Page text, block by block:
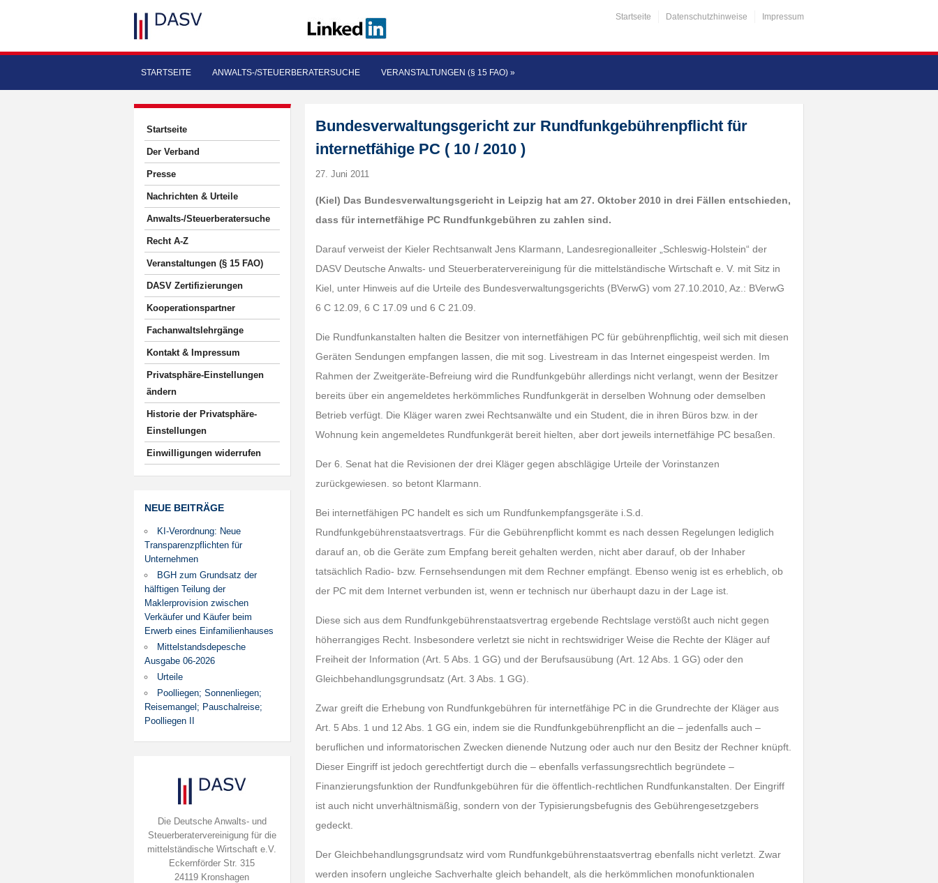
Startseite Datenschutzhinweise Impressum
STARTSEITE ANWALTS-/STEUERBERATERSUCHE VERANSTALTUNGEN (§ 15 FAO) »
Startseite
Der Verband
Presse
Nachrichten & Urteile
Anwalts-/Steuerberatersuche
Recht A-Z
Veranstaltungen (§ 15 FAO)
DASV Zertifizierungen
Kooperationspartner
Fachanwaltslehrgänge
Kontakt & Impressum
Privatsphäre-Einstellungen
ändern
Historie der Privatsphäre-
Einstellungen
Einwilligungen widerrufen
NEUE BEITRÄGE
KI-Verordnung: Neue
Transparenzpflichten für
Unternehmen
BGH zum Grundsatz der
hälftigen Teilung der
Maklerprovision zwischen
Verkäufer und Käufer beim
Erwerb eines Einfamilienhauses
Mittelstandsdepesche
Ausgabe 06-2026
Urteile
Poolliegen; Sonnenliegen;
Reisemangel; Pauschalreise;
Poolliegen II
Die Deutsche Anwalts- und
Steuerberatervereinigung für die
mittelständische Wirtschaft e.V.
Eckernförder Str. 315
24119 Kronshagen
Bundesverwaltungsgericht zur Rundfunkgebührenpflicht für
internetfähige PC ( 10 / 2010 )
27. Juni 2011
(Kiel) Das Bundesverwaltungsgericht in Leipzig hat am 27. Oktober 2010 in drei Fällen entschieden,
dass für internetfähige PC Rundfunkgebühren zu zahlen sind.
Darauf verweist der Kieler Rechtsanwalt Jens Klarmann, Landesregionalleiter „Schleswig-Holstein“ der
DASV Deutsche Anwalts- und Steuerberatervereinigung für die mittelständische Wirtschaft e. V. mit Sitz in
Kiel, unter Hinweis auf die Urteile des Bundesverwaltungsgerichts (BVerwG) vom 27.10.2010, Az.: BVerwG
6 C 12.09, 6 C 17.09 und 6 C 21.09.
Die Rundfunkanstalten halten die Besitzer von internetfähigen PC für gebührenpflichtig, weil sich mit diesen
Geräten Sendungen empfangen lassen, die mit sog. Livestream in das Internet eingespeist werden. Im
Rahmen der Zweitgeräte-Befreiung wird die Rundfunkgebühr allerdings nicht verlangt, wenn der Besitzer
bereits über ein angemeldetes herkömmliches Rundfunkgerät in derselben Wohnung oder demselben
Betrieb verfügt. Die Kläger waren zwei Rechtsanwälte und ein Student, die in ihren Büros bzw. in der
Wohnung kein angemeldetes Rundfunkgerät bereit hielten, aber dort jeweils internetfähige PC besaßen.
Der 6. Senat hat die Revisionen der drei Kläger gegen abschlägige Urteile der Vorinstanzen
zurückgewiesen. so betont Klarmann.
Bei internetfähigen PC handelt es sich um Rundfunkempfangsgeräte i.S.d.
Rundfunkgebührenstaatsvertrags. Für die Gebührenpflicht kommt es nach dessen Regelungen lediglich
darauf an, ob die Geräte zum Empfang bereit gehalten werden, nicht aber darauf, ob der Inhaber
tatsächlich Radio- bzw. Fernsehsendungen mit dem Rechner empfängt. Ebenso wenig ist es erheblich, ob
der PC mit dem Internet verbunden ist, wenn er technisch nur überhaupt dazu in der Lage ist.
Diese sich aus dem Rundfunkgebührenstaatsvertrag ergebende Rechtslage verstößt auch nicht gegen
höherrangiges Recht. Insbesondere verletzt sie nicht in rechtswidriger Weise die Rechte der Kläger auf
Freiheit der Information (Art. 5 Abs. 1 GG) und der Berufsausübung (Art. 12 Abs. 1 GG) oder den
Gleichbehandlungsgrundsatz (Art. 3 Abs. 1 GG).
Zwar greift die Erhebung von Rundfunkgebühren für internetfähige PC in die Grundrechte der Kläger aus
Art. 5 Abs. 1 und 12 Abs. 1 GG ein, indem sie die Rundfunkgebührenpflicht an die – jedenfalls auch –
beruflichen und informatorischen Zwecken dienende Nutzung oder auch nur den Besitz der Rechner knüpft.
Dieser Eingriff ist jedoch gerechtfertigt durch die – ebenfalls verfassungsrechtlich begründete –
Finanzierungsfunktion der Rundfunkgebühren für die öffentlich-rechtlichen Rundfunkanstalten. Der Eingriff
ist auch nicht unverhältnismäßig, sondern von der Typisierungsbefugnis des Gebührengesetzgebers
gedeckt.
Der Gleichbehandlungsgrundsatz wird vom Rundfunkgebührenstaatsvertrag ebenfalls nicht verletzt. Zwar
werden insofern ungleiche Sachverhalte gleich behandelt, als die herkömmlichen monofunktionalen